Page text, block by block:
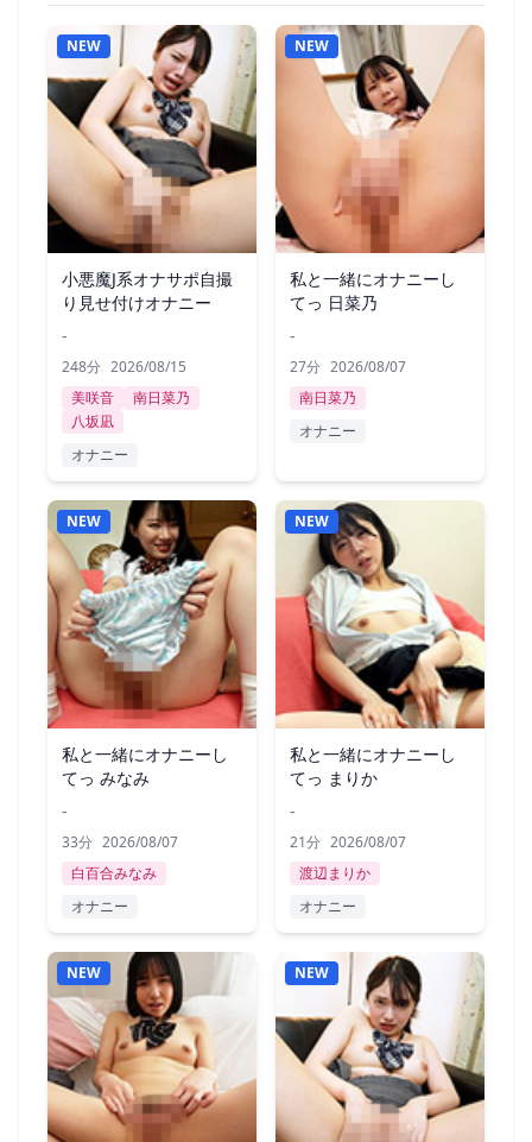
NEW
小悪魔J系オナサポ自撮
り見せ付けオナニー
-
248分 2026/08/15
美咲音
南日菜乃
八坂凪
オナニー
NEW
私と一緒にオナニーし
てっ 日菜乃
-
27分 2026/08/07
南日菜乃
オナニー
NEW
私と一緒にオナニーし
てっ みなみ
-
33分 2026/08/07
白百合みなみ
オナニー
NEW
私と一緒にオナニーし
てっ まりか
-
21分 2026/08/07
渡辺まりか
オナニー
NEW NEW